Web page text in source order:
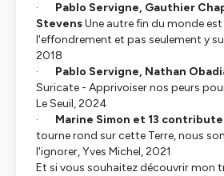
· Pablo Servigne, Gauthier
StevensUne autre fin du monde
l'effondrement et pas seulement y
2018
· Pablo Servigne, Nathan
Suricate - Apprivoiser nos peurs
Le Seuil, 2024
· Marine Simon et 13
tourne rond sur cette Terre, nous
l'ignorer, Yves Michel, 2021
Et si vous souhaitez découvrir mon